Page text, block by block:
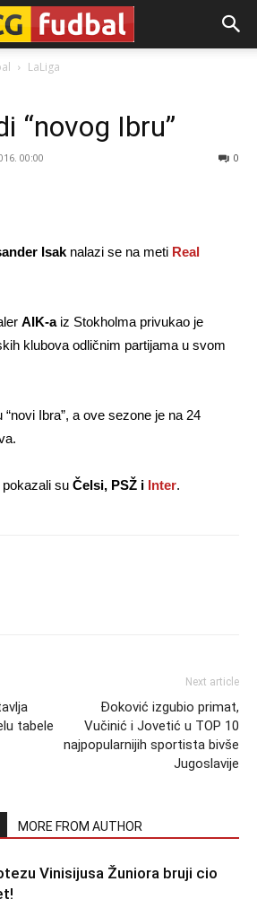
LaLiga
“novog Ibru”
00:00 0
Isak nalazi se na meti Real
AIK-aiz Stokholma privukao je
klubova odličnim partijama u svom
Ibra”, a ove sezone je na 24
su Čelsi, PSŽ i Inter.
tabele
Next article
Đoković izgubio primat,
Vučinić i Jovetić u TOP 10
najpopularnijih sportista bivše
Jugoslavije
MORE FROM AUTHOR
Vinisijusa Žuniora bruji cio